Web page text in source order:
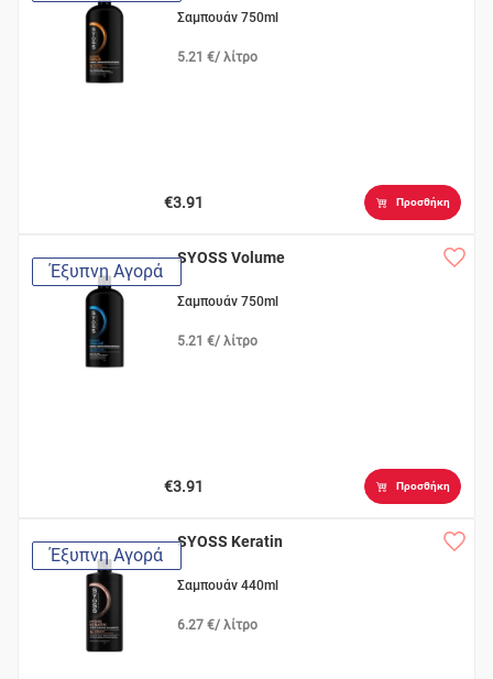
Σαμπουάν 750ml
5.21 €/ λίτρο
€3.91 Προσθήκη
Έξυπνη Αγορά
SYOSS Volume
Σαμπουάν 750ml
5.21 €/ λίτρο
€3.91 Προσθήκη
Έξυπνη Αγορά
SYOSS Keratin
Σαμπουάν 440ml
6.27 €/ λίτρο